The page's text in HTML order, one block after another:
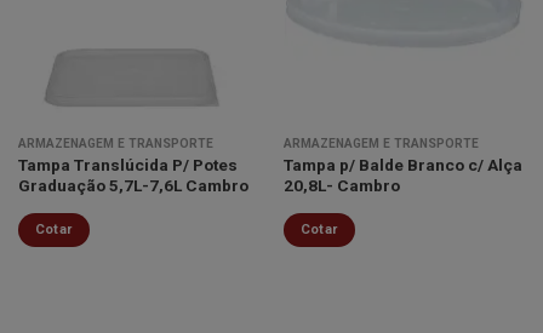
ARMAZENAGEM E TRANSPORTE
Tampa Translúcida P/ Potes
Graduação 5,7L-7,6L Cambro
Cotar
ARMAZENAGEM E TRANSPORTE
Tampa p/ Balde Branco c/ Alça
20,8L- Cambro
Cotar